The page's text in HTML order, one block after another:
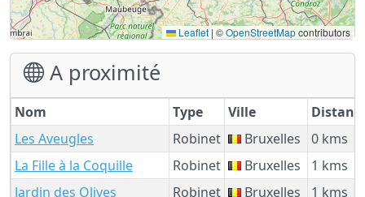
Leaflet | ©OpenStreetMapcontributors
A proximité
Nom Type Ville
Les Aveugles
Robinet Bruxelles
0 kms
La Fille à la Coquille
Robinet Bruxelles
1 kms
Jardin des Olives
Robinet Bruxelles 1 kms